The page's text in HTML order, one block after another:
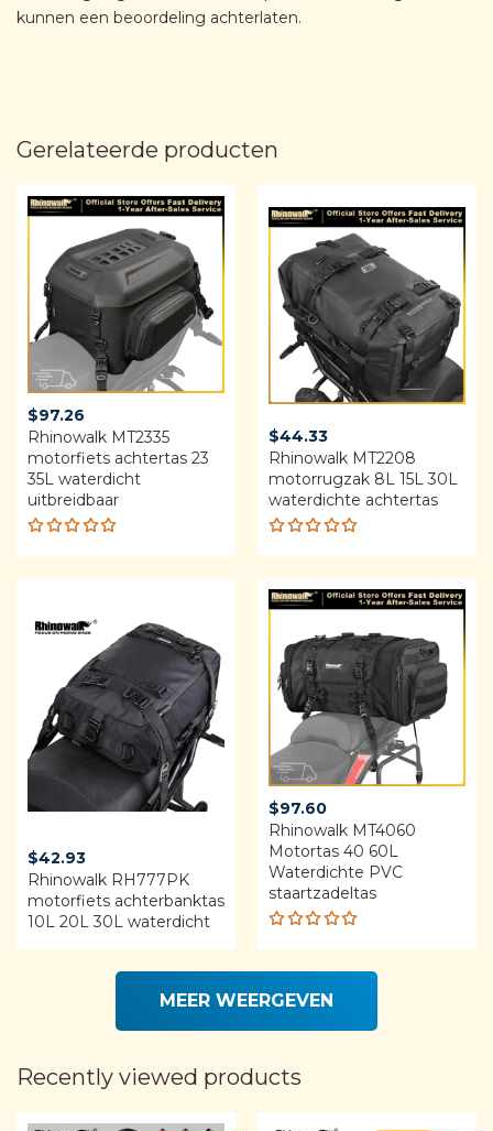
kunnen een beoordeling achterlaten.
Gerelateerde producten
$97.26
Rhinowalk MT2335
motorfiets achtertas 23
35L waterdicht
uitbreidbaar
Rated
5.00out
$44.33
Rhinowalk MT2208
motorrugzak 8L 15L 30L
waterdichte achtertas
Rated
5.00out
of 5
$42.93
Rhinowalk RH777PK
motorfiets achterbanktas
10L 20L 30L waterdicht
$97.60
Rhinowalk MT4060
Motortas 40 60L
Waterdichte PVC
staartzadeltas
Rated
5.00out
MEER WEERGEVEN
Recently viewed products